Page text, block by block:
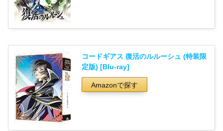
コードギアス 復活のルルーシュ (特装限
定版) [Blu-ray]
Amazonで探す